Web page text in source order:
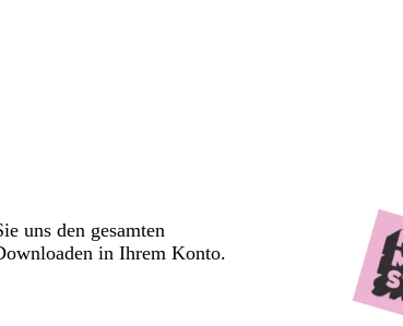
uns den gesamten
in Ihrem Konto.